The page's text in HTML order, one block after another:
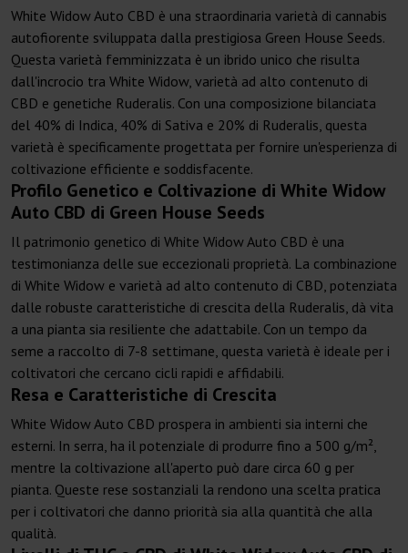
White Widow Auto CBD è una straordinaria varietà di cannabis
autofiorente sviluppata dalla prestigiosa Green House Seeds.
Questa varietà femminizzata è un ibrido unico che risulta
dall'incrocio tra White Widow, varietà ad alto contenuto di
CBD e genetiche Ruderalis. Con una composizione bilanciata
del 40% di Indica, 40% di Sativa e 20% di Ruderalis, questa
varietà è specificamente progettata per fornire un'esperienza di
coltivazione efficiente e soddisfacente.
Profilo Genetico e Coltivazione di White Widow
Auto CBD di Green House Seeds
Il patrimonio genetico di White Widow Auto CBD è una
testimonianza delle sue eccezionali proprietà. La combinazione
di White Widow e varietà ad alto contenuto di CBD, potenziata
dalle robuste caratteristiche di crescita della Ruderalis, dà vita
a una pianta sia resiliente che adattabile. Con un tempo da
seme a raccolto di 7-8 settimane, questa varietà è ideale per i
coltivatori che cercano cicli rapidi e affidabili.
Resa e Caratteristiche di Crescita
White Widow Auto CBD prospera in ambienti sia interni che
esterni. In serra, ha il potenziale di produrre fino a 500 g/m²,
mentre la coltivazione all'aperto può dare circa 60 g per
pianta. Queste rese sostanziali la rendono una scelta pratica
per i coltivatori che danno priorità sia alla quantità che alla
qualità.